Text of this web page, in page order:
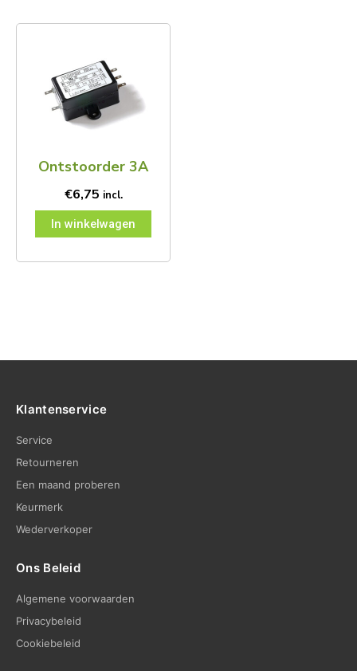
Ontstoorder 3A
€6,75 incl.
In winkelwagen
Klantenservice
Service
Retourneren
Een maand proberen
Keurmerk
Wederverkoper
Ons Beleid
Algemene voorwaarden
Privacybeleid
Cookiebeleid